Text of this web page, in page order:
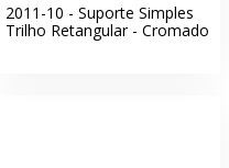
2011-10 - Suporte Simples
Trilho Retangular - Cromado